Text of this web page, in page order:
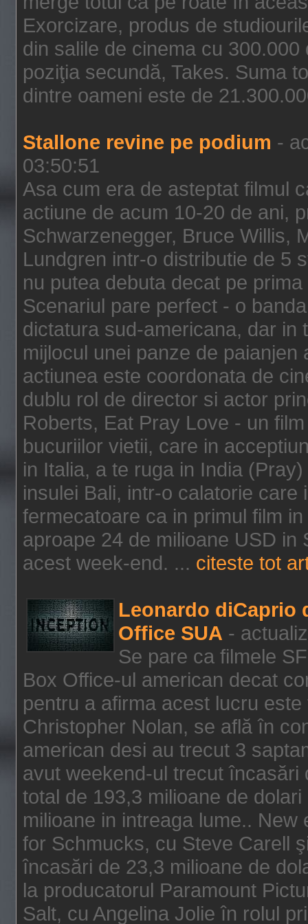
Exorcizare, produs de
din salile de cinema cu
poziţia secundă, Takes. Suma
dintre oameni este de
Stallone revine pe podium -
03:50:51
Asa cum era de asteptat filmul
actiune de acum 10-20 de ani,
Schwarzenegger, Bruce Willis,
Lundgren intr-o distributie de 5
nu putea debuta decat pe
Scenariul pare perfect - o
dictatura sud-americana, dar in
mijlocul unei panze de
actiunea este coordonata de
dublu rol de director si actor
Roberts, Eat Pray Love - un
bucuriilor vietii, care in
in Italia, a te ruga in India
insulei Bali, intr-o calatorie
fermecatoare ca in primul film
aproape 24 de milioane USD in
acest week-end. ... citeste tot
Leonardo diCaprio
Office SUA -
Se pare ca filmele
Box Office-ul american decat
pentru a afirma acest lucru
Christopher Nolan, se află în
american desi au trecut 3
avut weekend-ul trecut încasări
total de 193,3 milioane de
milioane in intreaga lume..
for Schmucks, cu Steve Carell
încasări de 23,3 milioane de
la producatorul Paramount
Salt, cu Angelina Jolie în rolul